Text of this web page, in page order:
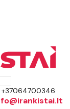
+37064700346